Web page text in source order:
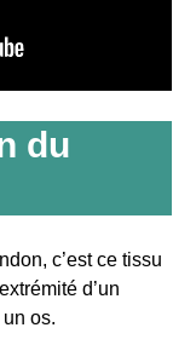
du
c’est ce tissu
d’un
os.